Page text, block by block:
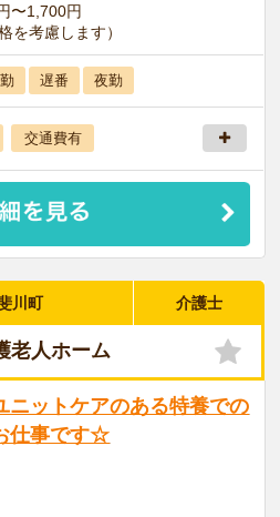
〜1,700円
を考慮します）
遅番 夜勤
交通費有
川町 介護士
老人ホーム
ニットケアのある特養での
仕事です☆